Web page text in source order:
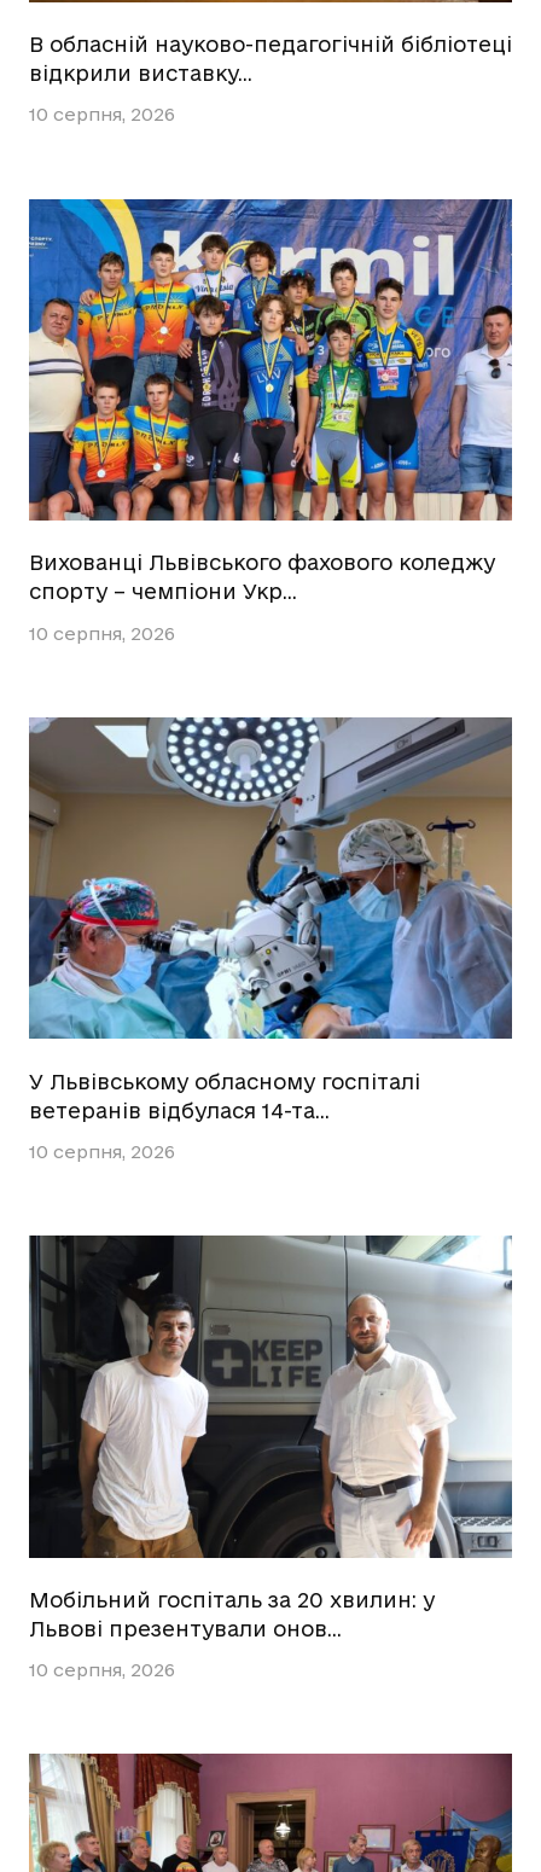
В обласній науково-педагогічній бібліотеці
відкрили виставку…
10 серпня, 2026
Вихованці Львівського фахового коледжу
спорту – чемпіони Укр…
10 серпня, 2026
У Львівському обласному госпіталі
ветеранів відбулася 14-та…
10 серпня, 2026
Мобільний госпіталь за 20 хвилин: у
Львові презентували онов…
10 серпня, 2026